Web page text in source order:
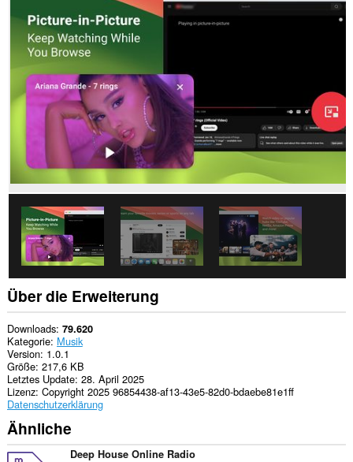
allen
Webseiten
zugreifen.
Diese
Erweiterung
kann
einigen
Webseiten
zugreifen.
Diese
Erweiterung
kann
Ihre
Tabs
und
Browseraktivitäten
zugreifen.
Über die Erweiterung
Downloads 79.620
Kategorie Musik
Version 1.0.1
Größe 217,6 KB
Letztes Update 28. April 2025
Lizenz Copyright 2025 96854438-af13-43e5-82d0-bdaebe81e1ff
Datenschutzerklärung
Ähnliche
Deep House Online Radio